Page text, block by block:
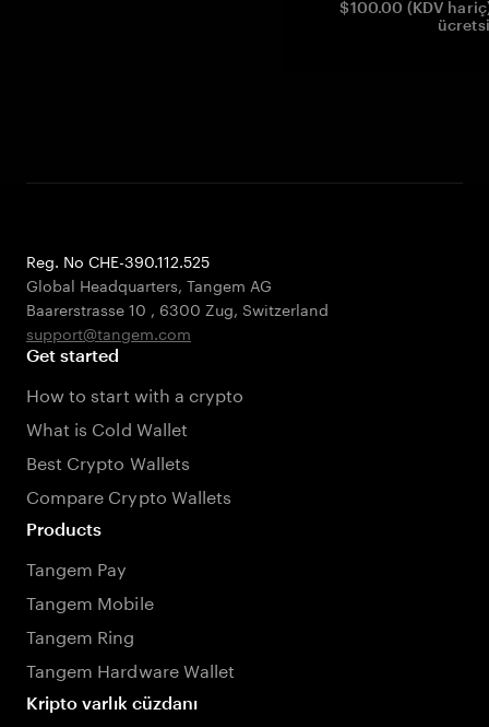
$100.00 (KDV
Reg. No CHE-390.112.525
Global Headquarters, Tangem AG
Baarerstrasse 10 , 6300 Zug, Switzerland
support@tangem.com
Get started
How to start with a crypto
What is Cold Wallet
Best Crypto Wallets
Compare Crypto Wallets
Products
Tangem Pay
Tangem Mobile
Tangem Ring
Tangem Hardware Wallet
Kripto varlık cüzdanı